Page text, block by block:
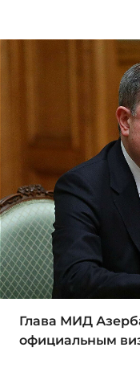
Глава МИД
официальным